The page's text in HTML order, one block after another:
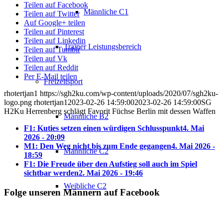
Männliche C1
Trainer Leistungsbereich
Freizeitsport
Männliche B2
Männliche C2
Weibliche C2
Teilen auf Facebook
Teilen auf Twitter
Auf Google+ teilen
Teilen auf Pinterest
Teilen auf Linkedin
Teilen auf Tumblr
Teilen auf Vk
Teilen auf Reddit
Per E-Mail teilen
rhotertjan1 https://sgh2ku.com/wp-content/uploads/2020/07/sgh2ku-
logo.png rhotertjan1 2023-02-26 14:59:002023-02-26 14:59:00SG
H2Ku Herrenberg schlägt Favorit Füchse Berlin mit dessen Waffen
F1: Kuties setzen einen würdigen Schlusspunkt4. Mai
2026 - 20:09
M1: Den Weg nicht bis zum Ende gegangen4. Mai 2026 -
18:59
F1: Die Freude über den Aufstieg soll auch im Spiel
sichtbar werden2. Mai 2026 - 19:46
Folge unseren Männern auf Facebook